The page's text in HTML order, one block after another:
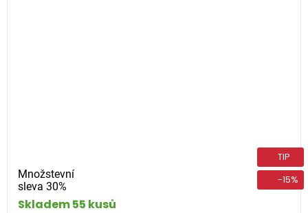
Množstevní
sleva 30%
TIP
-15%
Skladem 55 kusů